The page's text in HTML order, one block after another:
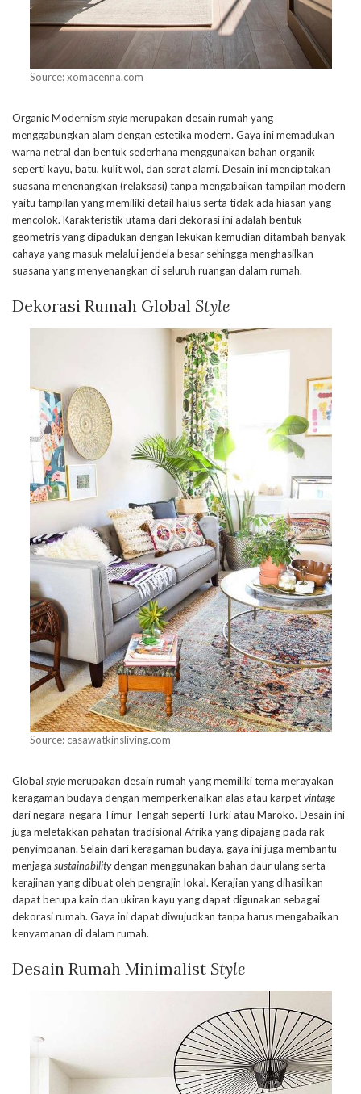
Source: xomacenna.com
Organic Modernism stylemerupakan desain rumah yang
menggabungkan alam dengan estetika modern. Gaya ini memadukan
warna netral dan bentuk sederhana menggunakan bahan organik
seperti kayu, batu, kulit wol, dan serat alami. Desain ini menciptakan
suasana menenangkan (relaksasi) tanpa mengabaikan tampilan modern
yaitu tampilan yang memiliki detail halus serta tidak ada hiasan yang
mencolok. Karakteristik utama dari dekorasi ini adalah bentuk
geometris yang dipadukan dengan lekukan kemudian ditambah banyak
cahaya yang masuk melalui jendela besar sehingga menghasilkan
suasana yang menyenangkan di seluruh ruangan dalam rumah.
Dekorasi Rumah Global Style
Source: casawatkinsliving.com
Global stylemerupakan desain rumah yang memiliki tema merayakan
keragaman budaya dengan memperkenalkan alas atau karpetvintage
dari negara-negara Timur Tengah seperti Turki atau Maroko. Desain ini
juga meletakkan pahatan tradisional Afrika yang dipajang pada rak
penyimpanan. Selain dari keragaman budaya, gaya ini juga membantu
menjaga sustainabilitydengan menggunakan bahan daur ulang serta
kerajinan yang dibuat oleh pengrajin lokal. Kerajian yang dihasilkan
dapat berupa kain dan ukiran kayu yang dapat digunakan sebagai
dekorasi rumah. Gaya ini dapat diwujudkan tanpa harus mengabaikan
kenyamanan di dalam rumah.
Desain Rumah Minimalist Style